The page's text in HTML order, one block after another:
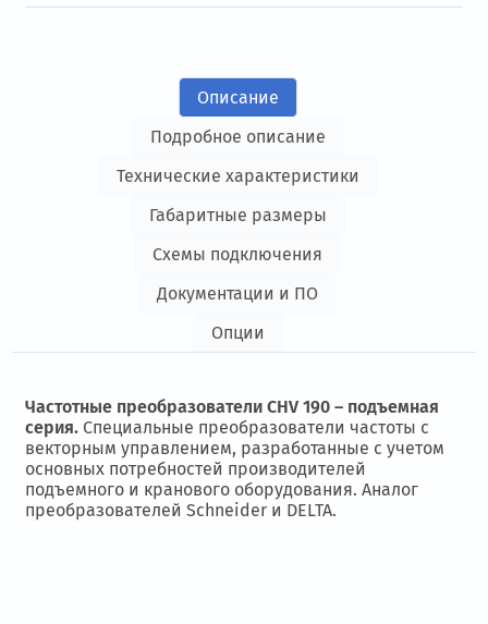
Описание
Подробное описание
Технические характеристики
Габаритные размеры
Схемы подключения
Документации и ПО
Опции
Частотные преобразователи CHV 190 – подъемная
серия. Специальные преобразователи частоты с
векторным управлением, разработанные с учетом
основных потребностей производителей
подъемного и кранового оборудования. Аналог
преобразователей Schneider и DELTA.